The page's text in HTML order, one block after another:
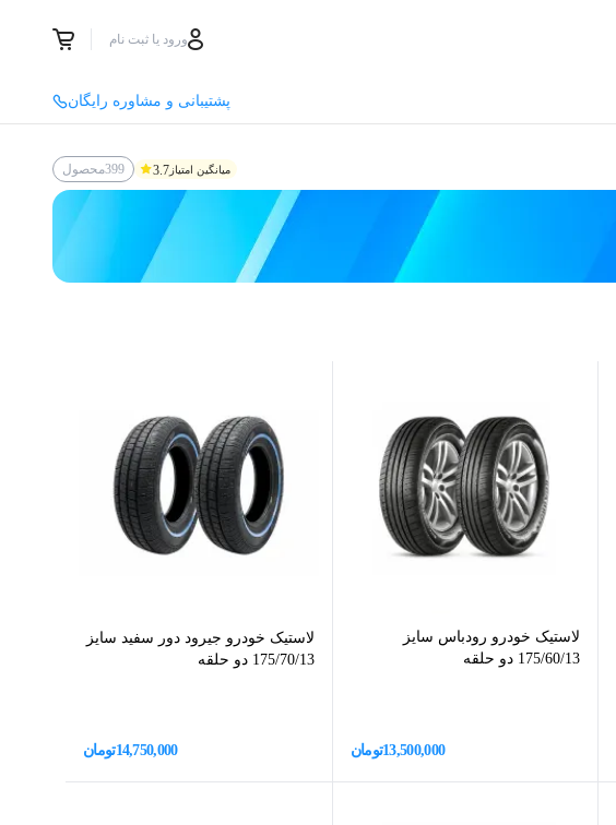
ورود یا ثبت نام
پشتیبانی و مشاوره رایگان
3.7 میانگین امتیاز 399محصول
لاستیک خودرو رودباس سایز
175/60/13 دو حلقه
13,500,000تومان
لاستیک خودرو جیرود دور سفید سایز
175/70/13 دو حلقه
14,750,000تومان